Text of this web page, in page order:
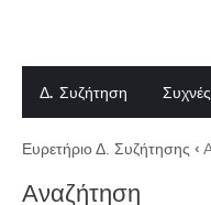
Δ. Συζήτηση
Ευρετήριο Δ. Συζήτησης ‹
Αναζήτηση